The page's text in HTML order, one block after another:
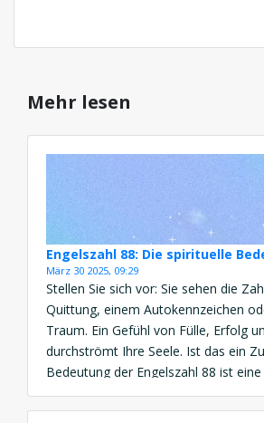
Mehr lesen
Engelszahl 88: Die spirituelle
März 30 2025, 09:29
Stellen Sie sich vor: Sie sehen die
Quittung, einem Autokennzeichen
Traum. Ein Gefühl von Fülle, Erfolg
durchströmt Ihre Seele. Ist das ein
Bedeutung der Engelszahl 88 ist
Botschaft von Wohlstand, göttlicher
und spiritueller Ausrichtung. Diese